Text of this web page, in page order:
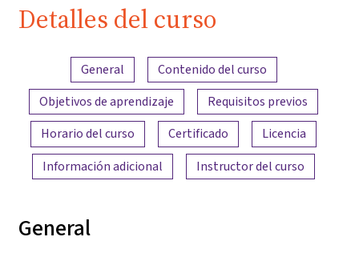
Detalles del curso
Resumen del contenido
General
Contenido del curso
Objetivos de aprendizaje
Requisitos previos
Horario del curso
Certificado
Licencia
Información adicional
Instructor del curso
General